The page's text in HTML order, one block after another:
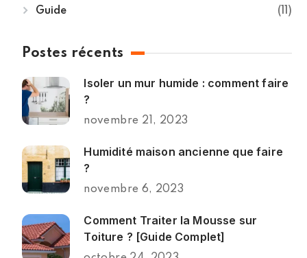
Guide
Postes récents
Isoler un mur humide : comment faire
?
novembre 21, 2023
Humidité maison ancienne que faire
?
novembre 6, 2023
Comment Traiter la Mousse sur
Toiture ? [Guide Complet]